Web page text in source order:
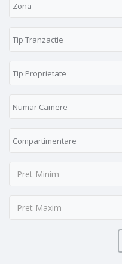
Zona
Tip Tranzactie
Tip Proprietate
Numar Camere
Compartimentare